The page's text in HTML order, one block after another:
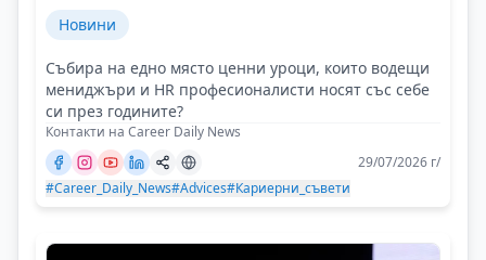
Новини
Събира на едно място ценни уроци, които водещи
мениджъри и HR професионалисти носят със себе
си през годините?
Контакти на Career Daily News
29/07/2026 г/
#Career_Daily_News#Advices#Кариерни_съвети